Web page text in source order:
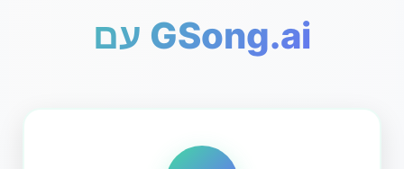
עם GSong.ai